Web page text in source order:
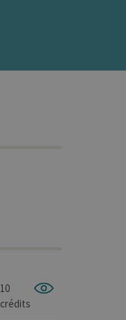
10
crédits